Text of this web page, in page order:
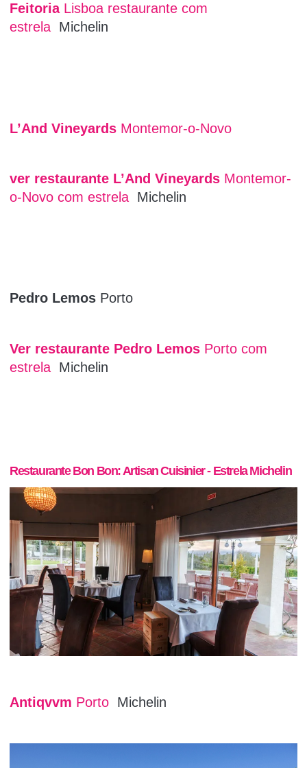
Feitoria Lisboa restaurante com
estrela Michelin
L’And Vineyards Montemor-o-Novo
ver restaurante L’And Vineyards Montemor-
o-Novo com estrela Michelin
Pedro Lemos Porto
Ver restaurante Pedro Lemos Porto com
estrela Michelin
Restaurante Bon Bon: Artisan Cuisinier - Estrela Michelin
Antiqvvm Porto Michelin